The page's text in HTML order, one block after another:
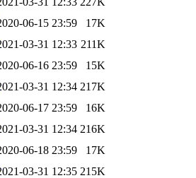
06-15 23:59
17K
03-31 12:33 211K
06-16 23:59
15K
03-31 12:34 217K
06-17 23:59
16K
03-31 12:34 216K
06-18 23:59
17K
03-31 12:35 215K